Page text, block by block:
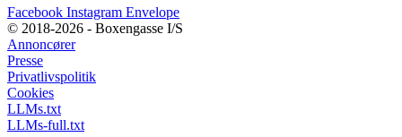
Facebook Instagram Envelope
© 2018-2026 - Boxengasse I/S
Annoncører
Presse
Privatlivspolitik
Cookies
LLMs.txt
LLMs-full.txt